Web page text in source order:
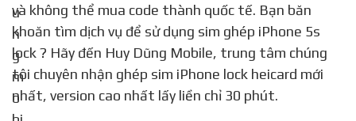
và không thể mua code thành quốc tế. Bạn băn
khoăn tìm dịch vụ để sử dụng sim ghép iPhone 5s
lock ? Hãy đến Huy Dũng Mobile, trung tâm chúng
tôi chuyên nhận ghép sim iPhone lock heicard mới
nhất, version cao nhất lấy liền chỉ 30 phút.